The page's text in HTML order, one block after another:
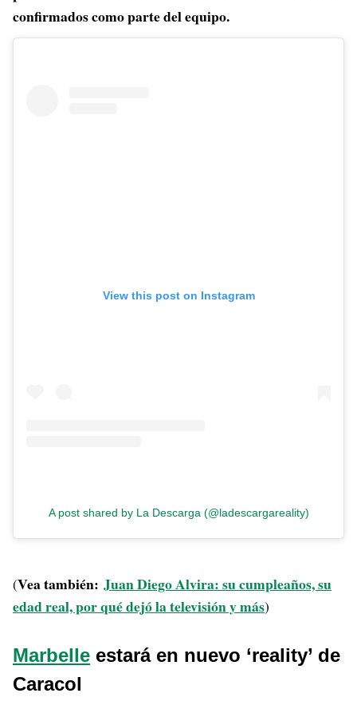
confirmados como parte del equipo.
View this post on Instagram
A post shared by La Descarga (@ladescargareality)
(Vea también: Juan Diego Alvira: su cumpleaños, su
edad real, por qué dejó la televisión y más)
Marbelle estará en nuevo ‘reality’ de
Caracol